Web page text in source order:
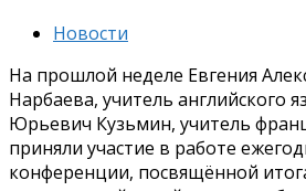
Новости
На прошлой неделе Евгения
Нарбаева, учитель английского
Юрьевич Кузьмин, учитель
приняли участие в работе
конференции, посвящённой